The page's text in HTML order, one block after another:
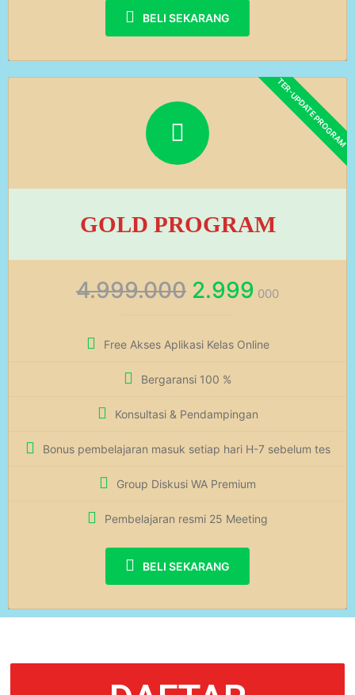
BELI SEKARANG
GOLD PROGRAM
4.999.000 2.999 000
Free Akses Aplikasi Kelas Online
Bergaransi 100 %
Konsultasi & Pendampingan
Bonus pembelajaran masuk setiap hari H-7 sebelum tes
Group Diskusi WA Premium
Pembelajaran resmi 25 Meeting
BELI SEKARANG